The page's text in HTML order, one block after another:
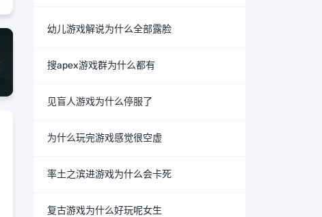
幼儿游戏解说为什么全部露脸
搜apex游戏群为什么都有
见盲人游戏为什么停服了
为什么玩完游戏感觉很空虚
率土之滨进游戏为什么会卡死
复古游戏为什么好玩呢女生